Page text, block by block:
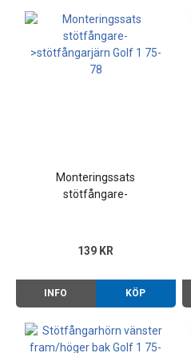
Monteringssats
stötfångare-
139 KR
INFO KÖP